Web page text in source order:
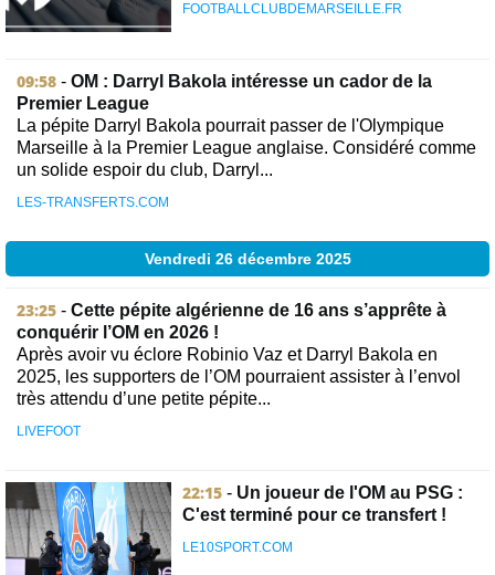
FOOTBALLCLUBDEMARSEILLE.FR
09:58 - OM : Darryl Bakola intéresse un cador de la
Premier League
La pépite Darryl Bakola pourrait passer de l'Olympique
Marseille à la Premier League anglaise. Considéré comme
un solide espoir du club, Darryl...
LES-TRANSFERTS.COM
Vendredi 26 décembre 2025
23:25 - Cette pépite algérienne de 16 ans s’apprête à
conquérir l’OM en 2026 !
Après avoir vu éclore Robinio Vaz et Darryl Bakola en
2025, les supporters de l’OM pourraient assister à l’envol
très attendu d’une petite pépite...
LIVEFOOT
22:15 - Un joueur de l'OM au PSG :
C'est terminé pour ce transfert !
LE10SPORT.COM